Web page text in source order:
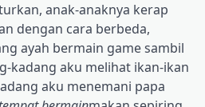
anak-anaknya kerap
dengan cara berbeda,
ayah bermain game sambil
kadang aku melihat ikan-ikan
aku menemani papa